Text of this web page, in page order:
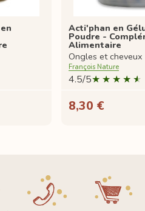
Acti'phan en
Poudre -
Alimentaire
Ongles et cheveux
François Nature
4.5/5
8,30 €